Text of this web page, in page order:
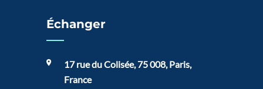
Échanger
17 rue du Colisée, 75 008, Paris,
France